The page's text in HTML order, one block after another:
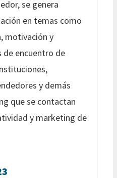
se genera
en temas como
motivación y
de encuentro de
y demás
que se contactan
y marketing de